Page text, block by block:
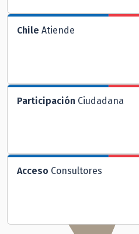
Chile Atiende
Participación Ciudadana
Acceso Consultores